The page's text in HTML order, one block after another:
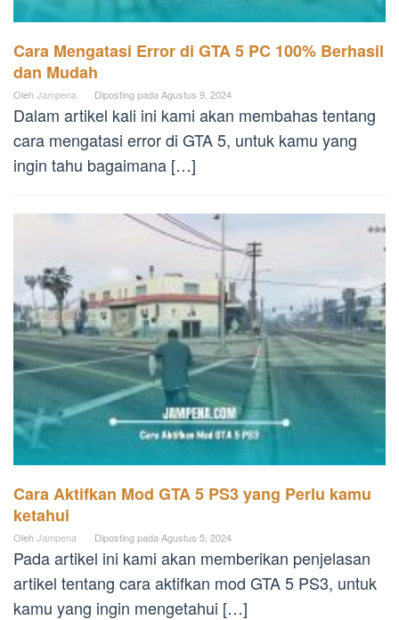
Cara Mengatasi Error di GTA 5 PC 100% Berhasil
dan Mudah
OlehJampena Diposting padaAgustus 9, 2024
Dalam artikel kali ini kami akan membahas tentang
cara mengatasi error di GTA 5, untuk kamu yang
ingin tahu bagaimana […]
Cara Aktifkan Mod GTA 5 PS3 yang Perlu kamu
ketahui
OlehJampena Diposting pada Agustus 5, 2024
Pada artikel ini kami akan memberikan penjelasan
artikel tentang cara aktifkan mod GTA 5 PS3, untuk
kamu yang ingin mengetahui […]